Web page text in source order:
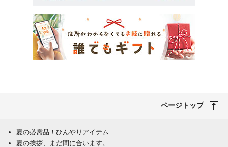
ページトップ
夏の必需品！ひんやりアイテム
夏の挨拶、まだ間に合います。